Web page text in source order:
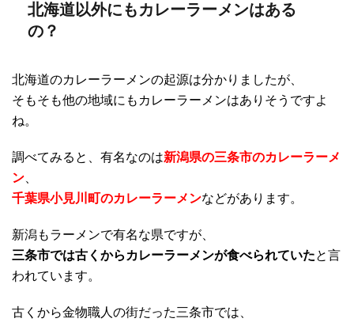
北海道以外にもカレーラーメンはある
の？
北海道のカレーラーメンの起源は分かりましたが、
そもそも他の地域にもカレーラーメンはありそうですよ
ね。
調べてみると、有名なのは新潟県の三条市のカレーラーメ
ン
千葉県小見川町のカレーラーメンなどがあります。
新潟もラーメンで有名な県ですが、
三条市では古くからカレーラーメンが食べられていたと言
われています。
古くから金物職人の街だった三条市では、